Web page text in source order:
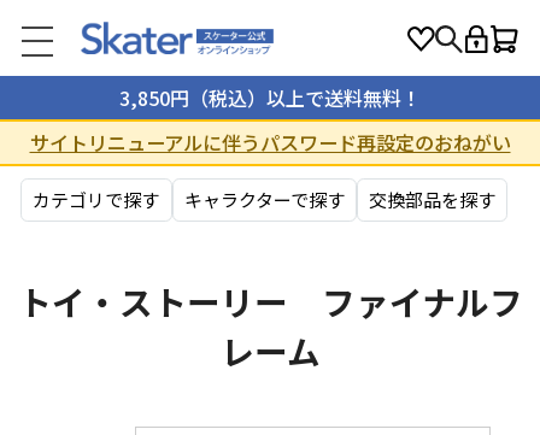
3,850円（税込）以上で送料無料！
サイトリニューアルに伴うパスワード再設定のおねがい
カテゴリで探す キャラクターで探す 交換部品を探す
トイ・ストーリー ファイナルフ
レーム